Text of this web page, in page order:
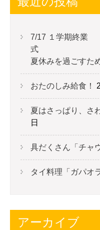
7/17 １学期終業
式
夏休みを過ごすた
おたのしみ給食！
夏はさっぱり、さ
日
具だくさん「チャ
タイ料理「ガパオ
アーカイブ